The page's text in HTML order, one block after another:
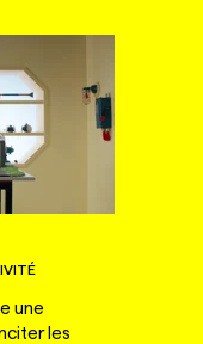
une
les